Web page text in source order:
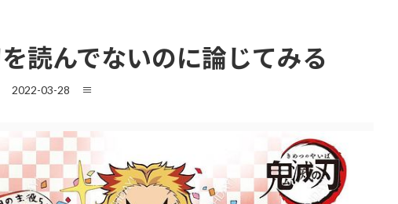
読んでないのに論じてみる
最
日
時
:
2022-03-28 ≡